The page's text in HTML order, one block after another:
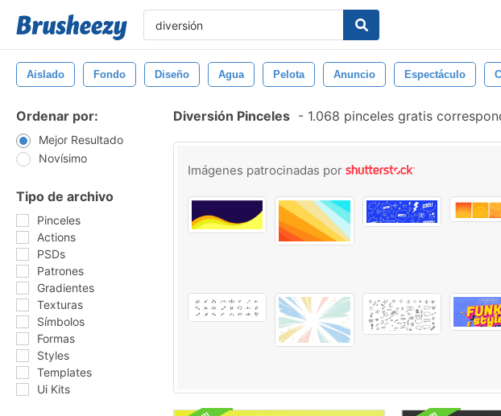
Aislado Fondo Diseño Agua Pelota Anuncio Espectáculo
Ordenar por:
Mejor Resultado
Novísimo
Tipo de archivo
Pinceles
Actions
PSDs
Patrones
Gradientes
Texturas
Símbolos
Formas
Styles
Templates
Ui Kits
Diversión Pinceles - 1.068 pinceles gratis
Imágenes patrocinadas por